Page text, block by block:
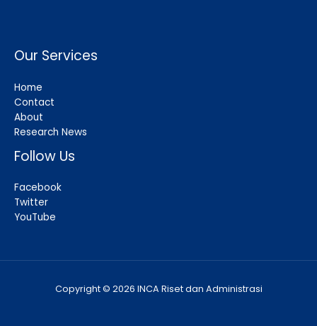
Our Services
Home
Contact
About
Research News
Follow Us
Facebook
Twitter
YouTube
Copyright © 2026 INCA Riset dan Administrasi